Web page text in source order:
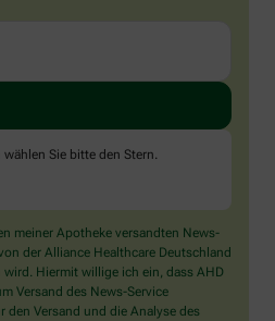
wählen Sie bitte den Stern.
meiner Apotheke versandten News-
der Alliance Healthcare Deutschland
wird. Hiermit willige ich ein, dass AHD
Versand des News-Service
den Versand und die Analyse des